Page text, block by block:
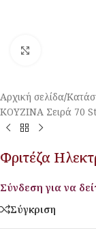
Αρχική σελίδα/
ΚΟΥΖΙΝΑ Σειρά 70
Φριτέζα
Σύνδεση για να
Σύγκριση